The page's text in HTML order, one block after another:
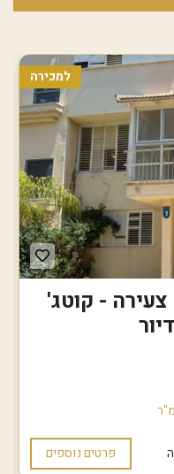
למכירה
- קוטג'
פרטים נוספים